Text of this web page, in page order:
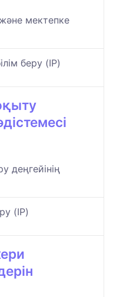
мектепке
беру (IP)
деңгейінің
(IP)